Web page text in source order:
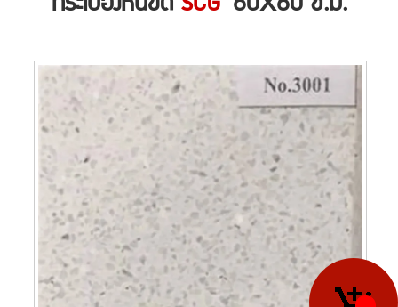
กระเบื้องหินขัด SCG 60X60 ซ.ม.